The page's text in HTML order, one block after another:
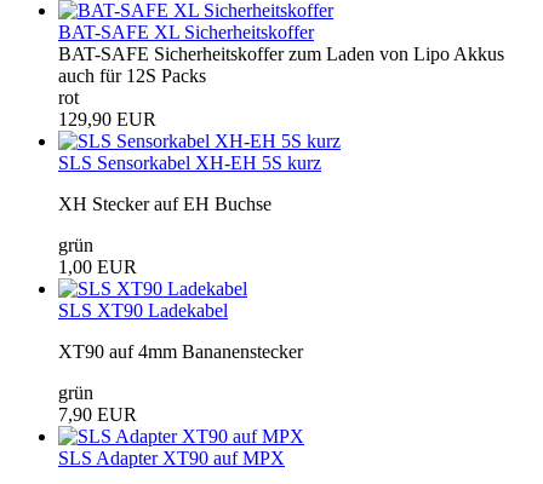
BAT-SAFE XL Sicherheitskoffer
BAT-SAFE Sicherheitskoffer zum Laden von Lipo Akkus
auch für 12S Packs
rot
129,90 EUR
SLS Sensorkabel XH-EH 5S kurz
XH Stecker auf EH Buchse
grün
1,00 EUR
SLS XT90 Ladekabel
XT90 auf 4mm Bananenstecker
grün
7,90 EUR
SLS Adapter XT90 auf MPX